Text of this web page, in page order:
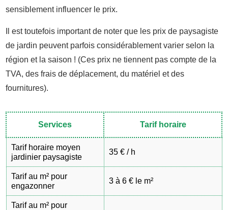
sensiblement influencer le prix.
Il est toutefois important de noter que les prix de paysagiste
de jardin peuvent parfois considérablement varier selon la
région et la saison ! (Ces prix ne tiennent pas compte de la
TVA, des frais de déplacement, du matériel et des
fournitures).
Services Tarif horaire
Tarif horaire moyen
jardinier paysagiste
35 € / h
Tarif au m² pour
engazonner
3 à 6 € le m²
Tarif au m² pour